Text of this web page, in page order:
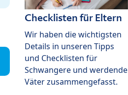
Checklisten für Eltern
Wir haben die wichtigsten
Details in unseren Tipps
und Checklisten für
Schwangere und werdende
Väter zusammengefasst.